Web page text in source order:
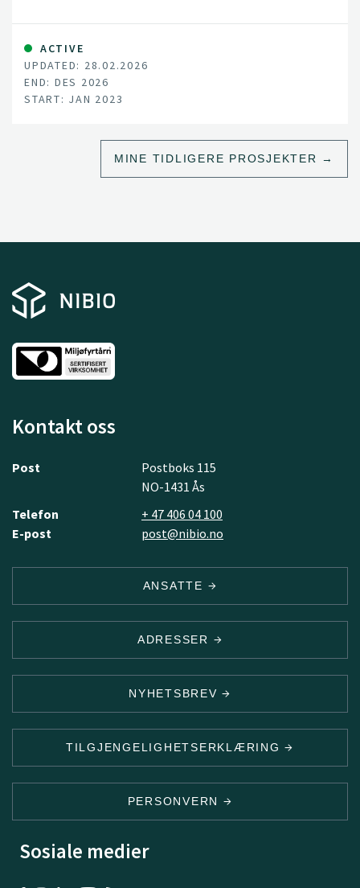
production systems offsets this target.
ACTIVE
UPDATED: 28.02.2026
END: DES 2026
START: JAN 2023
MINE TIDLIGERE PROSJEKTER
Kontakt oss
Post
Postboks 115
NO-1431 Ås
Telefon
+ 47 406 04 100
E-post
post@nibio.no
ANSATTE
ADRESSER
NYHETSBREV
TILGJENGELIGHETSERKLÆRING
PERSONVERN
Sosiale medier